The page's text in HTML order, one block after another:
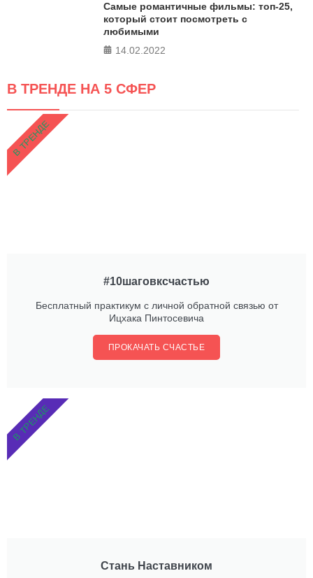
Самые романтичные фильмы: топ-25,
который стоит посмотреть с
любимыми
14.02.2022
В ТРЕНДЕ НА 5 СФЕР
#10шаговксчастью
Бесплатный практикум с личной обратной связью от
Ицхака Пинтосевича
ПРОКАЧАТЬ СЧАСТЬЕ
В ТРЕНДЕ
Стань Наставником
В ТРЕНДЕ